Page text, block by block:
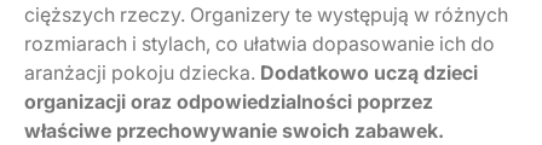
cięższych rzeczy. Organizery te występują w różnych
rozmiarach i stylach, co ułatwia dopasowanie ich do
aranżacji pokoju dziecka. Dodatkowo uczą dzieci
organizacji oraz odpowiedzialności poprzez
właściwe przechowywanie swoich zabawek.